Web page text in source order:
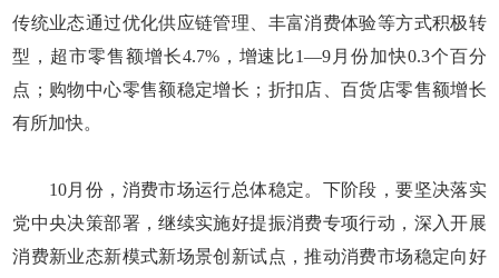
传统业态通过优化供应链管理、丰富消费体验等方式积极转
型，超市零售额增长4.7%，增速比1—9月份加快0.3个百分
点；购物中心零售额稳定增长；折扣店、百货店零售额增长
有所加快。
10月份，消费市场运行总体稳定。下阶段，要坚决落实
党中央决策部署，继续实施好提振消费专项行动，深入开展
消费新业态新模式新场景创新试点，推动消费市场稳定向好